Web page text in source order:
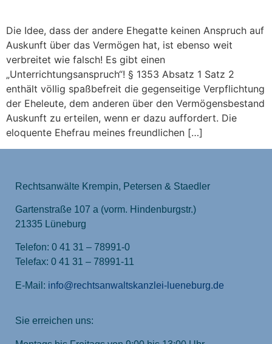
Die Idee, dass der andere Ehegatte keinen Anspruch auf
Auskunft über das Vermögen hat, ist ebenso weit
verbreitet wie falsch! Es gibt einen
„Unterrichtungsanspruch“! § 1353 Absatz 1 Satz 2
enthält völlig spaßbefreit die gegenseitige Verpflichtung
der Eheleute, dem anderen über den Vermögensbestand
Auskunft zu erteilen, wenn er dazu auffordert. Die
eloquente Ehefrau meines freundlichen […]
Rechtsanwälte Krempin, Petersen & Staedler
Gartenstraße 107 a (vorm. Hindenburgstr.)
21335 Lüneburg
Telefon: 0 41 31 – 78991-0
Telefax: 0 41 31 – 78991-11
E-Mail: info@rechtsanwaltskanzlei-lueneburg.de
Sie erreichen uns: